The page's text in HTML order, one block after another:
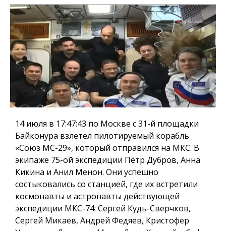
14 июля в 17:47:43 по Москве с 31-й площадки
Байконура взлетел пилотируемый корабль
«Союз МС-29», который отправился на МКС. В
экипаже 75-ой экспедиции Пётр Дубров, Анна
Кикина и Анил Менон. Они успешно
состыковались со станцией, где их встретили
космонавты и астронавты действующей
экспедиции МКС-74: Сергей Кудь-Сверчков,
Сергей Микаев, Андрей Федяев, Кристофер